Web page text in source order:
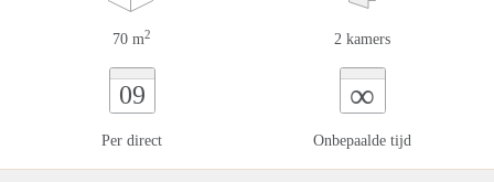
70 m2 2 kamers
09
Per direct
∞
Onbepaalde tijd